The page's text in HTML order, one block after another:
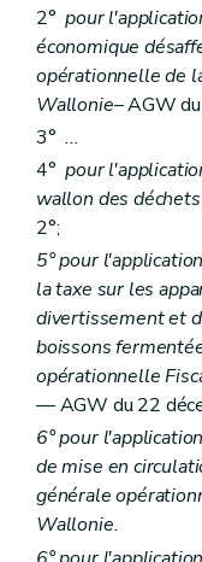
2°pour
économique
opérationnelle de
Wallonie– AGW
3°...
4°pour
wallon des déchets
2°;
5° pour
la taxe sur les
divertissement et
boissons
opérationnelle
— AGW du 22
6° pour
de mise en
générale
Wallonie.